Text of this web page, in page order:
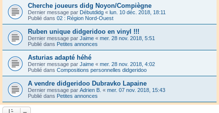
Cherche joueurs didg Noyon/Compiègne
Dernier message par Débutdidg « lun. 10 déc. 2018, 18:11
Publié dans 02 : Région Nord-Ouest
Ruben unique didgeridoo en vinyl !!!
Dernier message par Jaime « mer. 28 nov. 2018, 5:51
Publié dans Petites annonces
Asturias adapté héhé
Dernier message par Jaime « mer. 28 nov. 2018, 4:02
Publié dans Compositions personnelles didgeridoo
A vendre didgeridoo Dubravko Lapaine
Dernier message par Adrien B. « mer. 07 nov. 2018, 15:43
Publié dans Petites annonces